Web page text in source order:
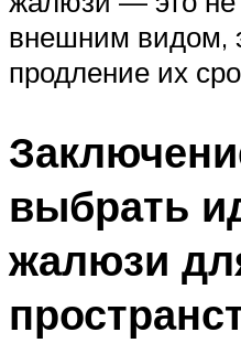
внешним видом,
продление их
выбрать
жалюзи